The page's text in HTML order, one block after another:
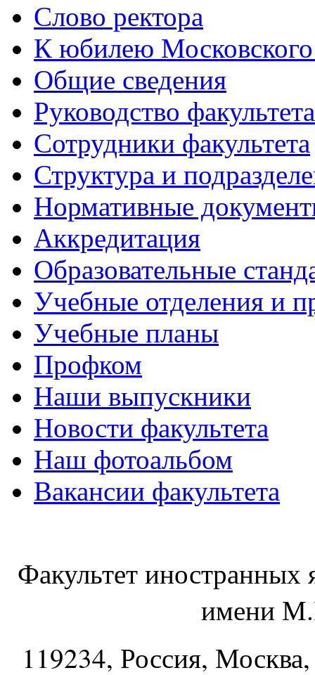
Слово ректора
К юбилею Московского
Общие сведения
Руководство факультета
Сотрудники факультета
Структура и
Нормативные
Аккредитация
Образовательные
Учебные отделения и
Учебные планы
Профком
Наши выпускники
Новости факультета
Наш фотоальбом
Вакансии факультета
Факультет
имени
119234, Россия,